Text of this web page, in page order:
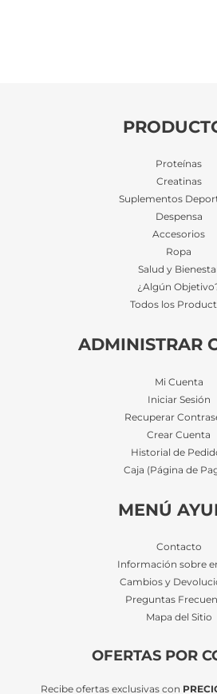
Proteínas
Creatinas
Suplementos
Despensa
Accesorios
Ropa
Salud y
¿Algún
Todos los
ADMINISTRAR
Mi Cuenta
Iniciar Sesión
Recuperar
Crear Cuenta
Historial de
Caja (Página de
MENÚ
Contacto
Información sobre
Cambios y
Preguntas
Mapa del Sitio
OFERTAS POR
Recibe ofertas exclusivas con